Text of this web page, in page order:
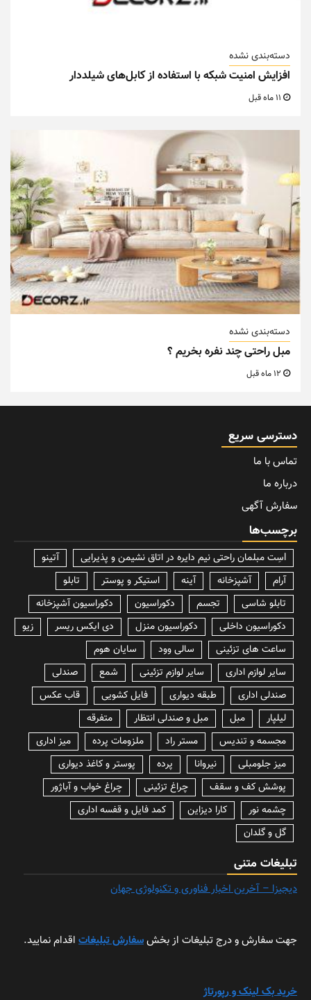
دسته‌بندی نشده
افزایش امنیت شبکه با استفاده از کابل‌های شیلددار
دسته‌بندی نشده
مبل راحتی چند نفره بخریم ؟
دسترسی سریع
تماس با ما
درباره ما
سفارش آگهی
برچسب‌ها
lسِت مبلمان راحتی نیم دایره در اتاق نشیمن و پذیرایی
آتینو
آرام
آشپزخانه آینه استیکر و پوستر
تابلو
تابلو شاسی
تجسم دکوراسیون
دکوراسیون آشپزخانه
دکوراسیون داخلی
دکوراسیون منزل دی ایکس ریسر
زیو
ساعت های تزئینی
سالی وود
سایان هوم
سایر لوازم اداری
سایر لوازم تزئینی شمع
صندلی
صندلی اداری
طبقه دیواری فایل کشویی
قاب عکس
لیلپار
مبل مبل و صندلی انتظار
متفرقه
مجسمه و تندیس
مستر راد ملزومات پرده
میز اداری
میز جلومبلی
نیروانا پرده
پوستر و کاغذ دیواری
پوشش کف و سقف
چراغ تزئینی
چراغ خواب و آباژور
چشمه نور
کارا دیزاین
کمد فایل و قفسه اداری
گل و گلدان
تبلیغات متنی
دیجیزا – آخرین اخبار فناوری و تکنولوژی جهان
جهت سفارش و درج تبلیغات از بخشسفارش تبلیغات اقدام نمایید.
خرید بک لینک و رپورتاژ